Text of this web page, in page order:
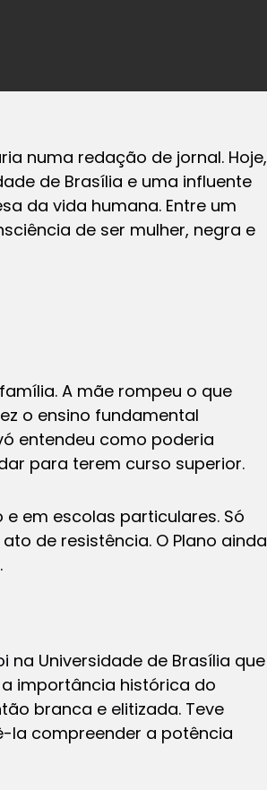
numa redação de jornal. Hoje,
de Brasília e uma influente
da vida humana. Entre um
de ser mulher, negra e
A mãe rompeu o que
o ensino fundamental
entendeu como poderia
para terem curso superior.
em escolas particulares. Só
de resistência. O Plano ainda
na Universidade de Brasília que
importância histórica do
branca e elitizada. Teve
la compreender a potência